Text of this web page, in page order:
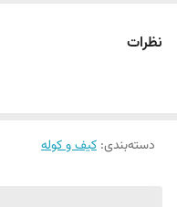
نظرات
دسته‌بندی: کیف و کوله